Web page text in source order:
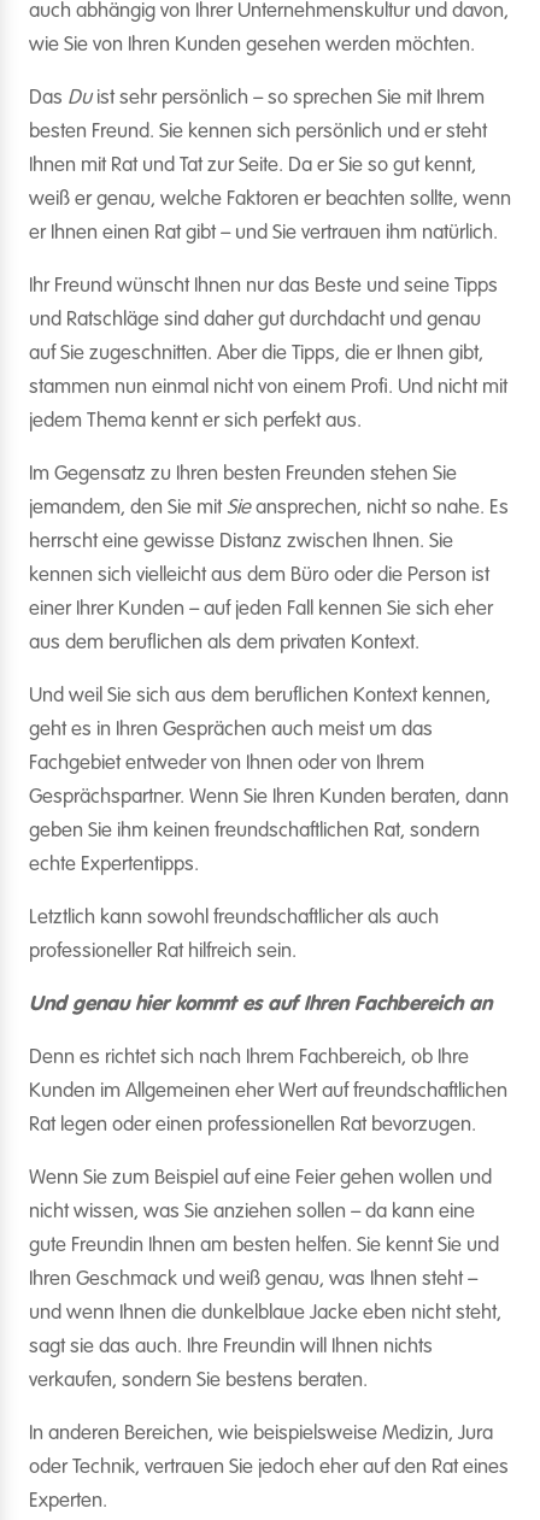
auch abhängig von Ihrer Unternehmenskultur und davon,
wie Sie von Ihren Kunden gesehen werden möchten.
Das Duist sehr persönlich – so sprechen Sie mit Ihrem
besten Freund. Sie kennen sich persönlich und er steht
Ihnen mit Rat und Tat zur Seite. Da er Sie so gut kennt,
weiß er genau, welche Faktoren er beachten sollte, wenn
er Ihnen einen Rat gibt – und Sie vertrauen ihm natürlich.
Ihr Freund wünscht Ihnen nur das Beste und seine Tipps
und Ratschläge sind daher gut durchdacht und genau
auf Sie zugeschnitten. Aber die Tipps, die er Ihnen gibt,
stammen nun einmal nicht von einem Profi. Und nicht mit
jedem Thema kennt er sich perfekt aus.
Im Gegensatz zu Ihren besten Freunden stehen Sie
jemandem, den Sie mitSieansprechen, nicht so nahe. Es
herrscht eine gewisse Distanz zwischen Ihnen. Sie
kennen sich vielleicht aus dem Büro oder die Person ist
einer Ihrer Kunden – auf jeden Fall kennen Sie sich eher
aus dem beruflichen als dem privaten Kontext.
Und weil Sie sich aus dem beruflichen Kontext kennen,
geht es in Ihren Gesprächen auch meist um das
Fachgebiet entweder von Ihnen oder von Ihrem
Gesprächspartner. Wenn Sie Ihren Kunden beraten, dann
geben Sie ihm keinen freundschaftlichen Rat, sondern
echte Expertentipps.
Letztlich kann sowohl freundschaftlicher als auch
professioneller Rat hilfreich sein.
Und genau hier kommt es auf Ihren Fachbereich an
Denn es richtet sich nach Ihrem Fachbereich, ob Ihre
Kunden im Allgemeinen eher Wert auf freundschaftlichen
Rat legen oder einen professionellen Rat bevorzugen.
Wenn Sie zum Beispiel auf eine Feier gehen wollen und
nicht wissen, was Sie anziehen sollen – da kann eine
gute Freundin Ihnen am besten helfen. Sie kennt Sie und
Ihren Geschmack und weiß genau, was Ihnen steht –
und wenn Ihnen die dunkelblaue Jacke eben nicht steht,
sagt sie das auch. Ihre Freundin will Ihnen nichts
verkaufen, sondern Sie bestens beraten.
In anderen Bereichen, wie beispielsweise Medizin, Jura
oder Technik, vertrauen Sie jedoch eher auf den Rat eines
Experten.